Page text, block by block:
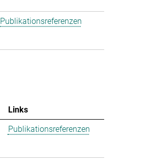
Publikationsreferenzen
Links
Publikationsreferenzen